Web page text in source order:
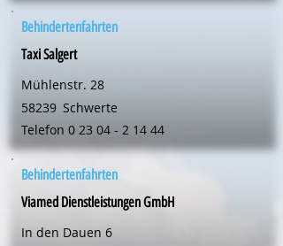
Behindertenfahrten
Taxi Salgert
Mühlenstr. 28
58239 Schwerte
Telefon 0 23 04 - 2 14 44
Behindertenfahrten
Viamed Dienstleistungen GmbH
In den Dauen 6